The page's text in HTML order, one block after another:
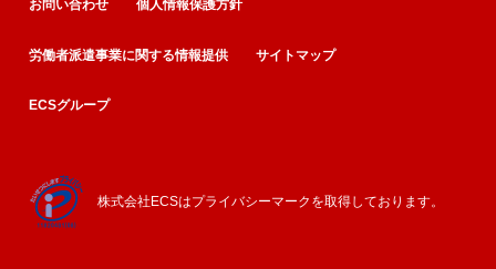
お問い合わせ 個人情報保護方針
労働者派遣事業に関する情報提供 サイトマップ
ECSグループ
株式会社ECSはプライバシーマークを取得しております。